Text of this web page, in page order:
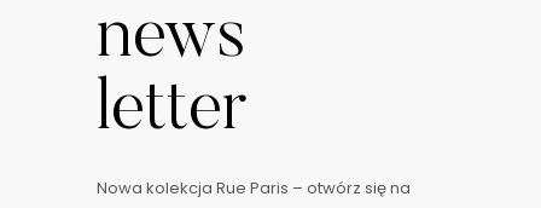
news
letter
Nowa kolekcja Rue Paris – otwórz się na